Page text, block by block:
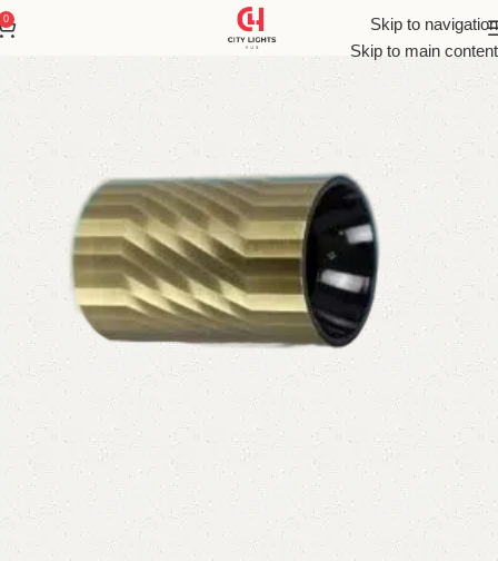
Skip to navigation
Skip to main content
0